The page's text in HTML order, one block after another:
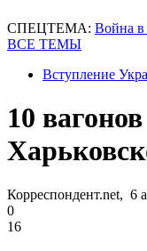
СПЕЦТЕМА: Война
ВСЕ ТЕМЫ
Вступление
10
Корреспондент.net, 6
0
16